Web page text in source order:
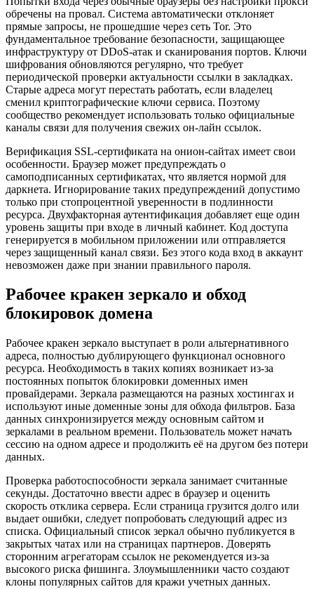
обречены на провал. Система автоматически отклоняет
прямые запросы, не прошедшие через сеть Tor. Это
фундаментальное требование безопасности, защищающее
инфраструктуру от DDoS-атак и сканирования портов. Ключи
шифрования обновляются регулярно, что требует
периодической проверки актуальности ссылки в закладках.
Старые адреса могут перестать работать, если владелец
сменил криптографические ключи сервиса. Поэтому
сообщество рекомендует использовать только официальные
каналы связи для получения свежих он-лайн ссылок.
Верификация SSL-сертификата на онион-сайтах имеет свои
особенности. Браузер может предупреждать о
самоподписанных сертификатах, что является нормой для
даркнета. Игнорирование таких предупреждений допустимо
только при стопроцентной уверенности в подлинности
ресурса. Двухфакторная аутентификация добавляет еще один
уровень защиты при входе в личный кабинет. Код доступа
генерируется в мобильном приложении или отправляется
через защищенный канал связи. Без этого кода вход в аккаунт
невозможен даже при знании правильного пароля.
Рабочее кракен зеркало и обход
блокировок домена
Рабочее кракен зеркало выступает в роли альтернативного
адреса, полностью дублирующего функционал основного
ресурса. Необходимость в таких копиях возникает из-за
постоянных попыток блокировки доменных имен
провайдерами. Зеркала размещаются на разных хостингах и
используют иные доменные зоны для обхода фильтров. База
данных синхронизируется между основным сайтом и
зеркалами в реальном времени. Пользователь может начать
сессию на одном адресе и продолжить её на другом без потери
данных.
Проверка работоспособности зеркала занимает считанные
секунды. Достаточно ввести адрес в браузер и оценить
скорость отклика сервера. Если страница грузится долго или
выдает ошибки, следует попробовать следующий адрес из
списка. Официальный список зеркал обычно публикуется в
закрытых чатах или на страницах партнеров. Доверять
сторонним агрегаторам ссылок не рекомендуется из-за
высокого риска фишинга. Злоумышленники часто создают
клоны популярных сайтов для кражи учетных данных.